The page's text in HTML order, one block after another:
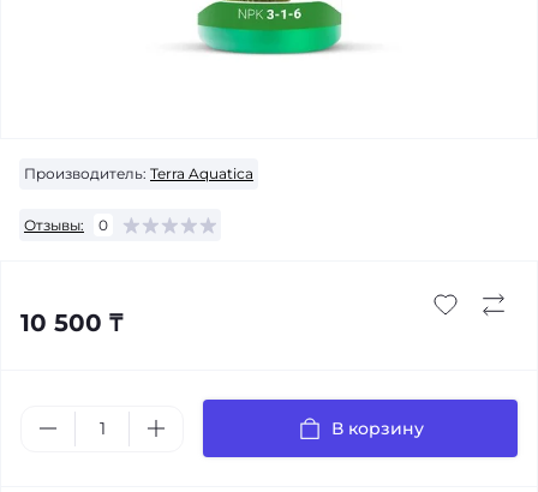
Производитель: Terra Aquatica
Отзывы: 0
10 500 ₸
В корзину